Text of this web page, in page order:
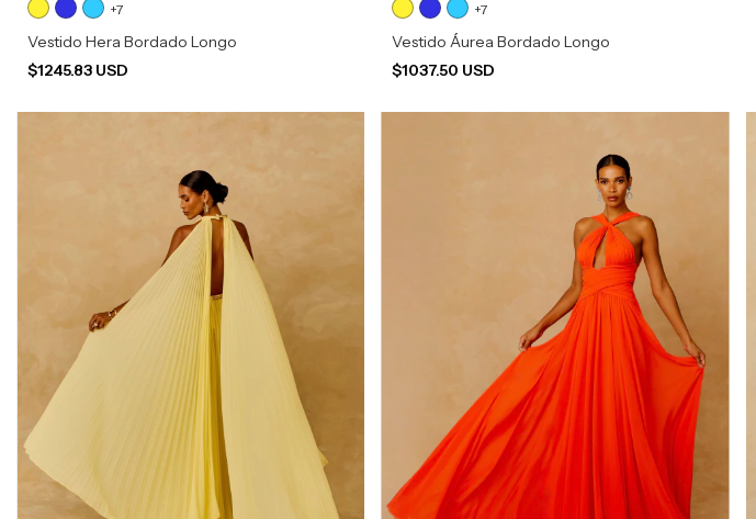
+7
Vestido Hera Bordado Longo
$1245.83 USD
+7
Vestido Áurea Bordado Longo
$1037.50 USD